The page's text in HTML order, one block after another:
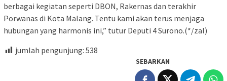
berbagai kegiatan seperti DBON, Rakernas dan terakhir
Porwanas di Kota Malang. Tentu kami akan terus menjaga
hubungan yang harmonis ini,” tutur Deputi 4 Surono.(*/zal)
jumlah pengunjung: 538
SEBARKAN